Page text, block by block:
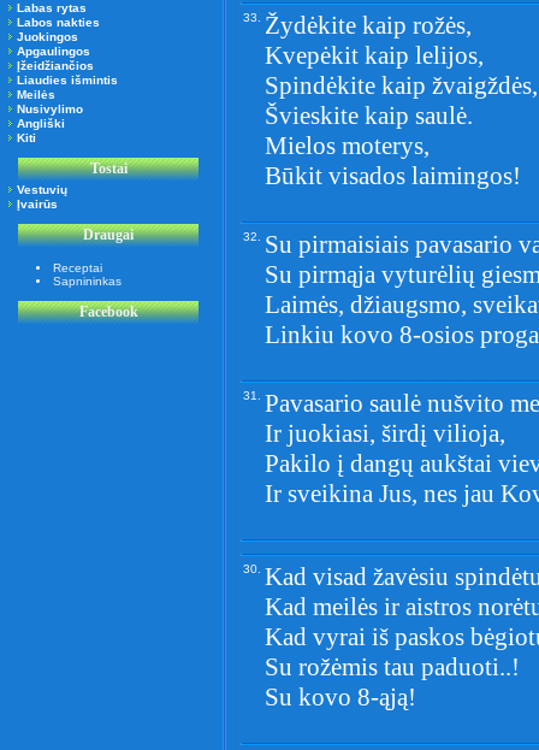
Labas rytas
Labos nakties
Juokingos
Apgaulingos
Įžeidžiančios
Liaudies išmintis
Meilės
Nusivylimo
Angliški
Kiti
Tostai
Vestuvių
Įvairūs
Draugai
Receptai
Sapnininkas
Facebook
33. Žydėkite kaip rožės,
Kvepėkit kaip lelijos,
Spindėkite kaip žvaigždės,
Švieskite kaip saulė.
Mielos moterys,
Būkit visados laimingos!
32. Su pirmaisiais pavasario
Su pirmąja vyturėlių
Laimės, džiaugsmo,
Linkiu kovo 8-osios
31. Pavasario saulė nušvito
Ir juokiasi, širdį vilioja,
Pakilo į dangų aukštai
Ir sveikina Jus, nes jau
30. Kad visad žavėsiu
Kad meilės ir aistros
Kad vyrai iš paskos
Su rožėmis tau paduoti..!
Su kovo 8-ąją!